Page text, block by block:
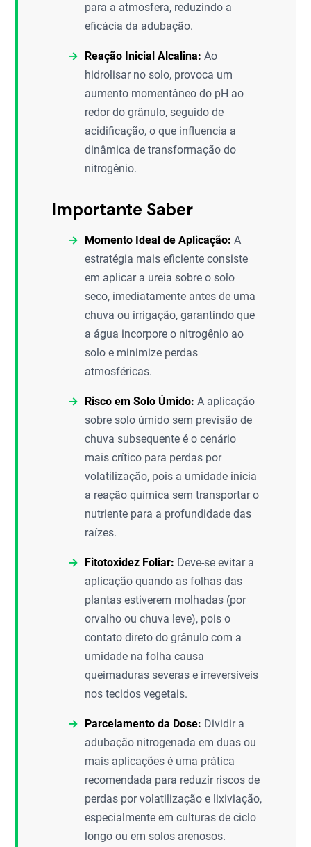
para a atmosfera, reduzindo a
eficácia da adubação.
Reação Inicial Alcalina: Ao
hidrolisar no solo, provoca um
aumento momentâneo do pH ao
redor do grânulo, seguido de
acidificação, o que influencia a
dinâmica de transformação do
nitrogênio.
Importante Saber
Momento Ideal de Aplicação: A
estratégia mais eficiente consiste
em aplicar a ureia sobre o solo
seco, imediatamente antes de uma
chuva ou irrigação, garantindo que
a água incorpore o nitrogênio ao
solo e minimize perdas
atmosféricas.
Risco em Solo Úmido: A aplicação
sobre solo úmido sem previsão de
chuva subsequente é o cenário
mais crítico para perdas por
volatilização, pois a umidade inicia
a reação química sem transportar o
nutriente para a profundidade das
raízes.
Fitotoxidez Foliar: Deve-se evitar a
aplicação quando as folhas das
plantas estiverem molhadas (por
orvalho ou chuva leve), pois o
contato direto do grânulo com a
umidade na folha causa
queimaduras severas e irreversíveis
nos tecidos vegetais.
Parcelamento da Dose: Dividir a
adubação nitrogenada em duas ou
mais aplicações é uma prática
recomendada para reduzir riscos de
perdas por volatilização e lixiviação,
especialmente em culturas de ciclo
longo ou em solos arenosos.